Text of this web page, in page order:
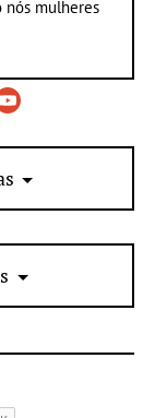
nós mulheres